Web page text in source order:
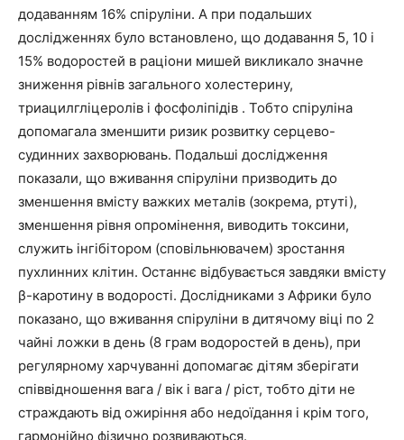
додаванням 16% спіруліни. А при подальших
дослідженнях було встановлено, що додавання 5, 10 і
15% водоростей в раціони мишей викликало значне
зниження рівнів загального холестерину,
триацилгліцеролів і фосфоліпідів . Тобто спіруліна
допомагала зменшити ризик розвитку серцево-
судинних захворювань. Подальші дослідження
показали, що вживання спіруліни призводить до
зменшення вмісту важких металів (зокрема, ртуті),
зменшення рівня опромінення, виводить токсини,
служить інгібітором (сповільнювачем) зростання
пухлинних клітин. Останнє відбувається завдяки вмісту
β-каротину в водорості. Дослідниками з Африки було
показано, що вживання спіруліни в дитячому віці по 2
чайні ложки в день (8 грам водоростей в день), при
регулярному харчуванні допомагає дітям зберігати
співвідношення вага / вік і вага / ріст, тобто діти не
страждають від ожиріння або недоїдання і крім того,
гармонійно фізично розвиваються.